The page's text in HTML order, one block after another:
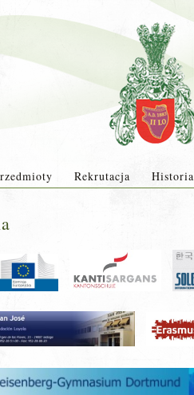
Rekrutacja Historia